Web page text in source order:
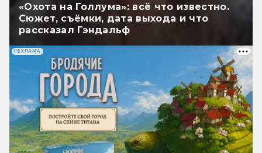
«Охота на Голлума»: всё что известно.
Сюжет, съёмки, дата выхода и что
рассказал Гэндальф
РЕКЛАМА